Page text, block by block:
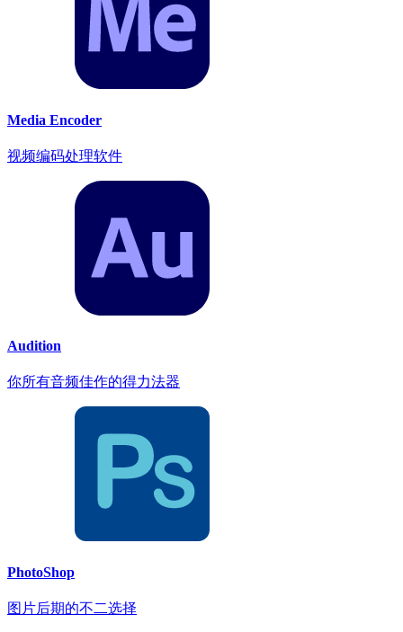
Media Encoder
视频编码处理软件
Audition
你所有音频佳作的得力法器
PhotoShop
图片后期的不二选择